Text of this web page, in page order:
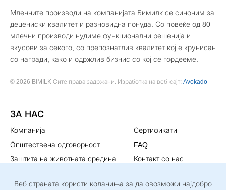
Млечните производи на компанијата Бимилк се синоним за
децениски квалитет и разновидна понуда. Со повеќе од 80
млечни производи нудиме функционални решенија и
вкусови за секого, со препознатлив квалитет кој е крунисан
со награди, како и одржлив бизнис со кој се гордееме.
© 2026 BIMILK Сите права задржани. Изработка на веб-сајт: Avokado
ЗА НАС
Компанија
Општествена одговорност
Заштита на животната средина
Сертификати
FAQ
Контакт со нас
приватност
Веб страната користи колачиња за да овозможи најдобро